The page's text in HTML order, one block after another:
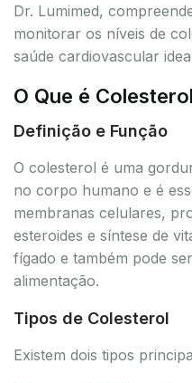
Dr. Lumimed,
monitorar os níveis de
saúde cardiovascular
O Que é
Definição e Função
O colesterol é uma
no corpo humano e é
membranas celulares,
esteroides e síntese de
fígado e também pode
alimentação.
Tipos de Colesterol
Existem dois tipos